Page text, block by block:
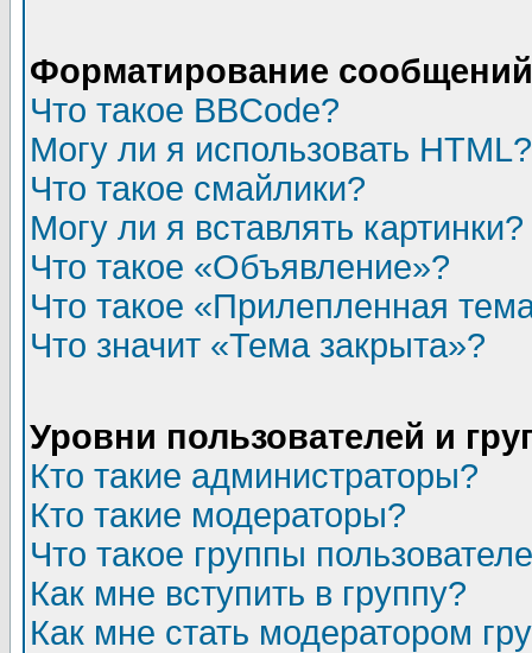
Форматирование
Что такое BBCode?
Могу ли я использовать HTML?
Что такое смайлики?
Могу ли я вставлять картинки?
Что такое «Объявление»?
Что такое «Прилепленная
Что значит «Тема закрыта»?
Уровни пользователей и
Кто такие администраторы?
Кто такие модераторы?
Что такое группы
Как мне вступить в группу?
Как мне стать модератором